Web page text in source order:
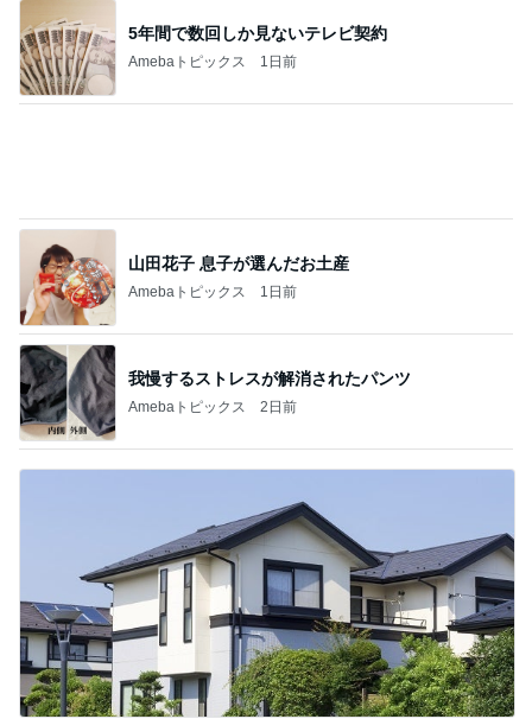
5年間で数回しか見ないテレビ契約
Amebaトピックス 1日前
山田花子 息子が選んだお土産
Amebaトピックス 1日前
我慢するストレスが解消されたパンツ
Amebaトピックス 2日前